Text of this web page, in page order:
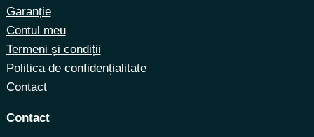
Garanție
Contul meu
Termeni și condiții
Politica de confidențialitate
Contact
Contact